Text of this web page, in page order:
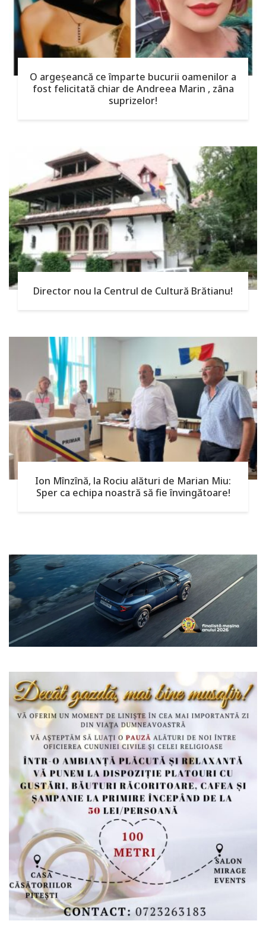
O argeşeancă ce împarte bucurii oamenilor a
fost felicitată chiar de Andreea Marin , zâna
suprizelor!
Director nou la Centrul de Cultură Brătianu!
Ion Mînzînă, la Rociu alături de Marian Miu:
Sper ca echipa noastră să fie învingătoare!